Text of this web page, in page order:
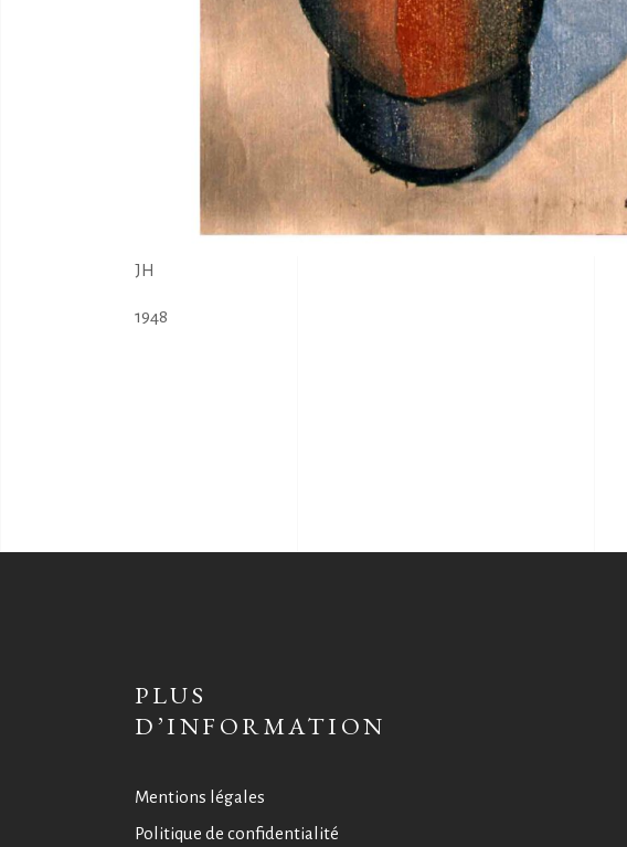
JH
1948
PLUS
D’INFORMATION
Mentions légales
Politique de confidentialité